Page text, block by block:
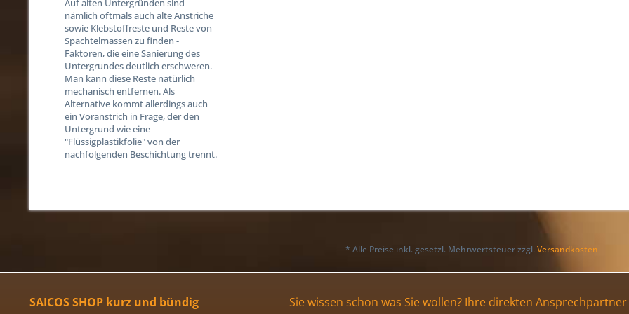
Auf alten Untergründen sind
nämlich oftmals auch alte Anstriche
sowie Klebstoffreste und Reste von
Spachtelmassen zu finden -
Faktoren, die eine Sanierung des
Untergrundes deutlich erschweren.
Man kann diese Reste natürlich
mechanisch entfernen. Als
Alternative kommt allerdings auch
ein Voranstrich in Frage, der den
Untergrund wie eine
"Flüssigplastikfolie" von der
nachfolgenden Beschichtung trennt.
* Alle Preise inkl. gesetzl. Mehrwertsteuer zzgl.Versandkosten
SAICOS SHOP kurz und bündig Sie wissen schon was Sie wollen? Ihre direkten